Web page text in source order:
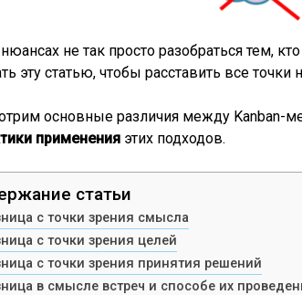
нюансах не так просто разобраться тем,
эту статью, чтобы расставить все точки
основные различия между Kanban-
применения этих подходов.
статьи
с точки зрения смысла
с точки зрения целей
с точки зрения принятия решений
в смысле встреч и способе их